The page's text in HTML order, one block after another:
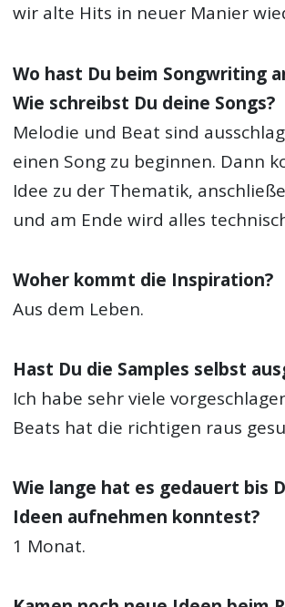
wir alte Hits in neuer Manier
Wo hast Du beim Songwriting
Wie schreibst Du deine Songs?
Melodie und Beat sind
einen Song zu beginnen. Dann
Idee zu der Thematik,
und am Ende wird alles
Woher kommt die Inspiration?
Aus dem Leben.
Hast Du die Samples selbst
Ich habe sehr viele
Beats hat die richtigen raus
Wie lange hat es gedauert bis
Ideen aufnehmen konntest?
1 Monat.